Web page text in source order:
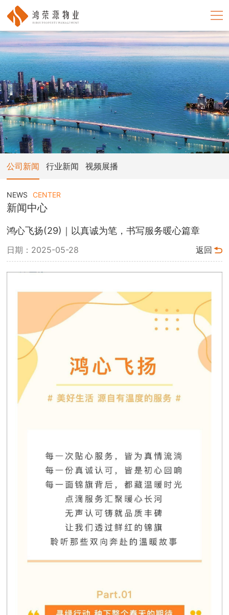
鸿荣源物业
首页
关于我们
新闻中心
业务领域
联系我们
公司新闻 行业新闻 视频展播
NEWS CENTER
新闻中心
鸿心飞扬(29)｜以真诚为笔，书写服务暖心篇章
日期：2025-05-28 返回